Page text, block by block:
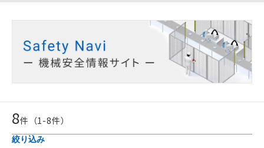
8件（1 -8件）
絞り込み